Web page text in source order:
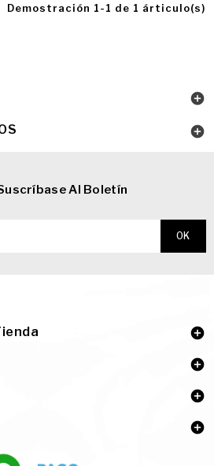
Demostración 1-1 de 1 árticulo(s)


Al Boletín



